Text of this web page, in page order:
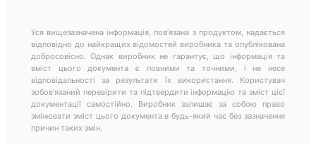
Уся вищезазначена інформація, пов’язана з продуктом, надається
відповідно до найкращих відомостей виробника та опублікована
добросовісно. Однак виробник не гарантує, що інформація та
вміст цього документа є повними та точними, і не несе
відповідальності за результати їх використання. Користувач
зобов'язаний перевірити та підтвердити інформацію та зміст цієї
документації самостійно. Виробник залишає за собою право
змінювати зміст цього документа в будь-який час без зазначення
причин таких змін.